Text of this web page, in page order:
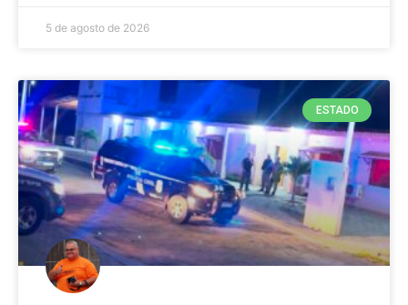
5 de agosto de 2026
ESTADO